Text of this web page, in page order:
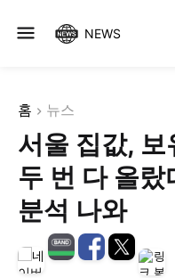
NEWS
홈 뉴스
서울 집값,
두 번 다 올
분석 나와